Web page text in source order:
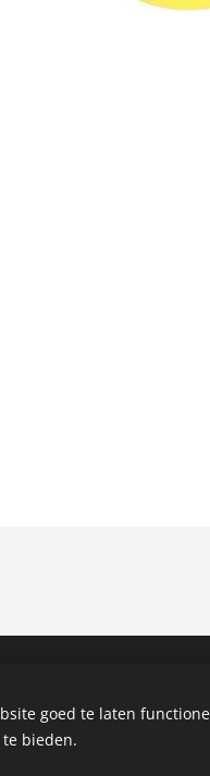
goed te laten
bieden.